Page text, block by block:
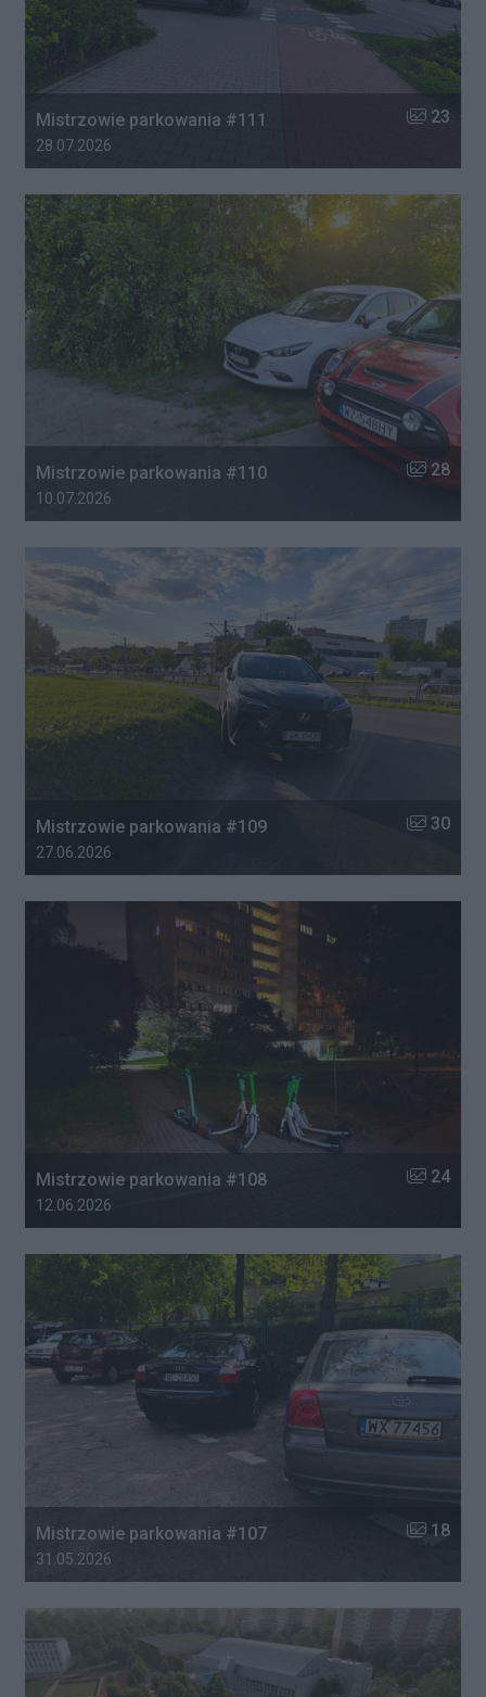
Mistrzowie parkowania #111 Liczba
23
Data dodania galerii:
28.07.2026
Mistrzowie parkowania #110 Liczba
28
Data dodania galerii:
10.07.2026
Mistrzowie parkowania #109 Liczba
30
Data dodania galerii:
27.06.2026
Mistrzowie parkowania #108 Liczba
24
Data dodania galerii:
12.06.2026
Mistrzowie parkowania #107 Liczba
18
Data dodania galerii:
31.05.2026